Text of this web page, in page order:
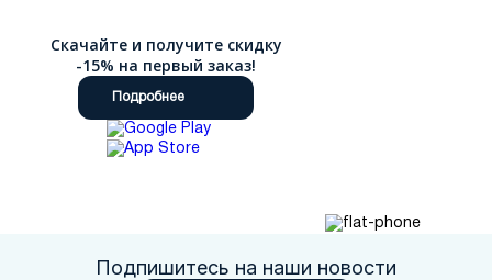
Скачайте и получите скидку
-15% на первый заказ!
Подробнее
Подпишитесь на наши новости